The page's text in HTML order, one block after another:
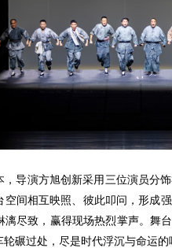
，导演方旭创新采用三位演员分
空间相互映照、彼此叩问，形成
漓尽致，赢得现场热烈掌声。舞
碾过处，尽是时代浮沉与命运的